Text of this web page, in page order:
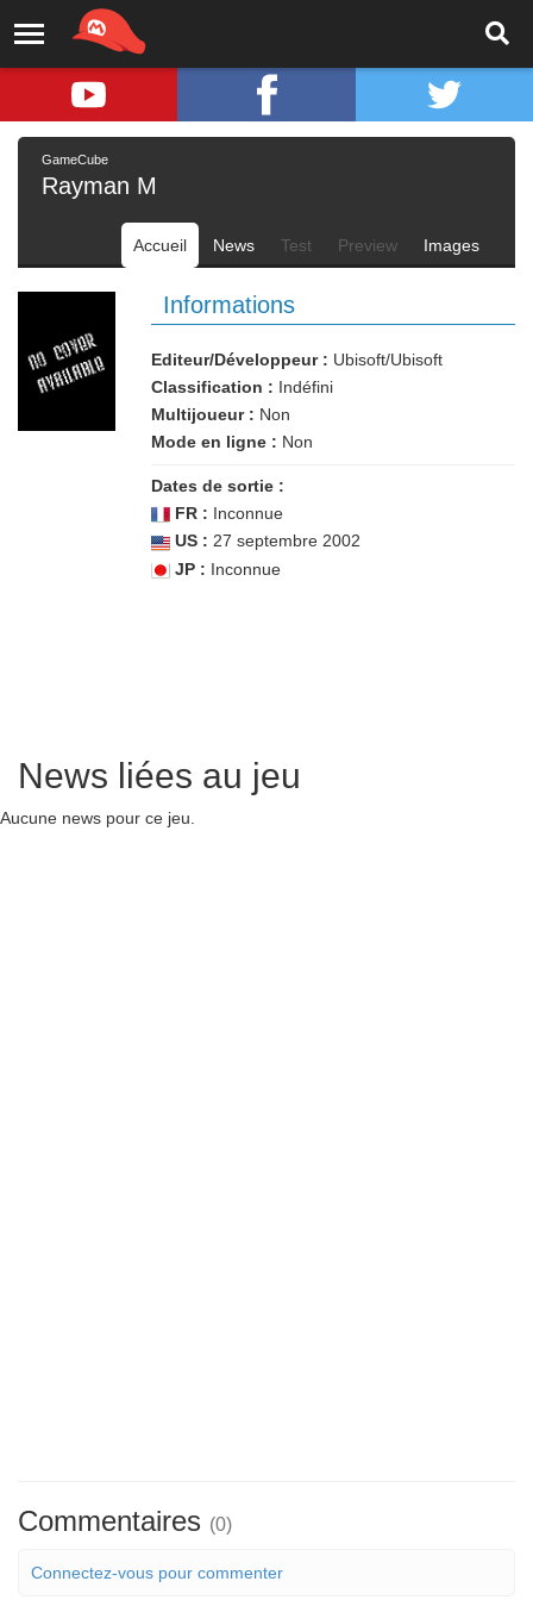
GameCube
Rayman M
Accueil News Test Preview Images
Informations
Editeur/Développeur : Ubisoft/Ubisoft
Classification : Indéfini
Multijoueur : Non
Mode en ligne : Non
Dates de sortie :
FR : Inconnue
US : 27 septembre 2002
JP : Inconnue
News liées au jeu
Aucune news pour ce jeu.
Commentaires (0)
Connectez-vous pour commenter